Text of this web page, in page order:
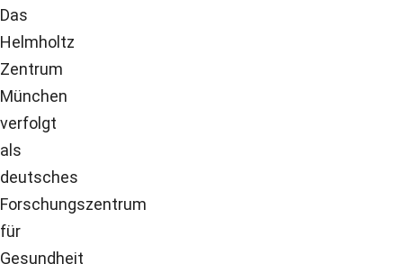
Das
Helmholtz
Zentrum
München
verfolgt
als
deutsches
Forschungszentrum
für
Gesundheit